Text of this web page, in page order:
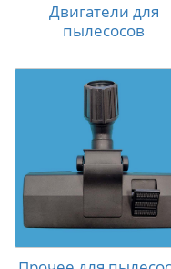
Двигатели для
пылесосов